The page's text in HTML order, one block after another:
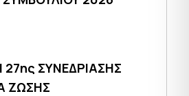
ΣΥΝΕΔΡΙΑΣΗΣ
ΖΩΣΗΣ